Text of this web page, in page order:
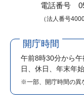
電話番号
（法人番号
開庁時間
午前8時30分から
日、休日、年末年
※一部、開庁時間の異